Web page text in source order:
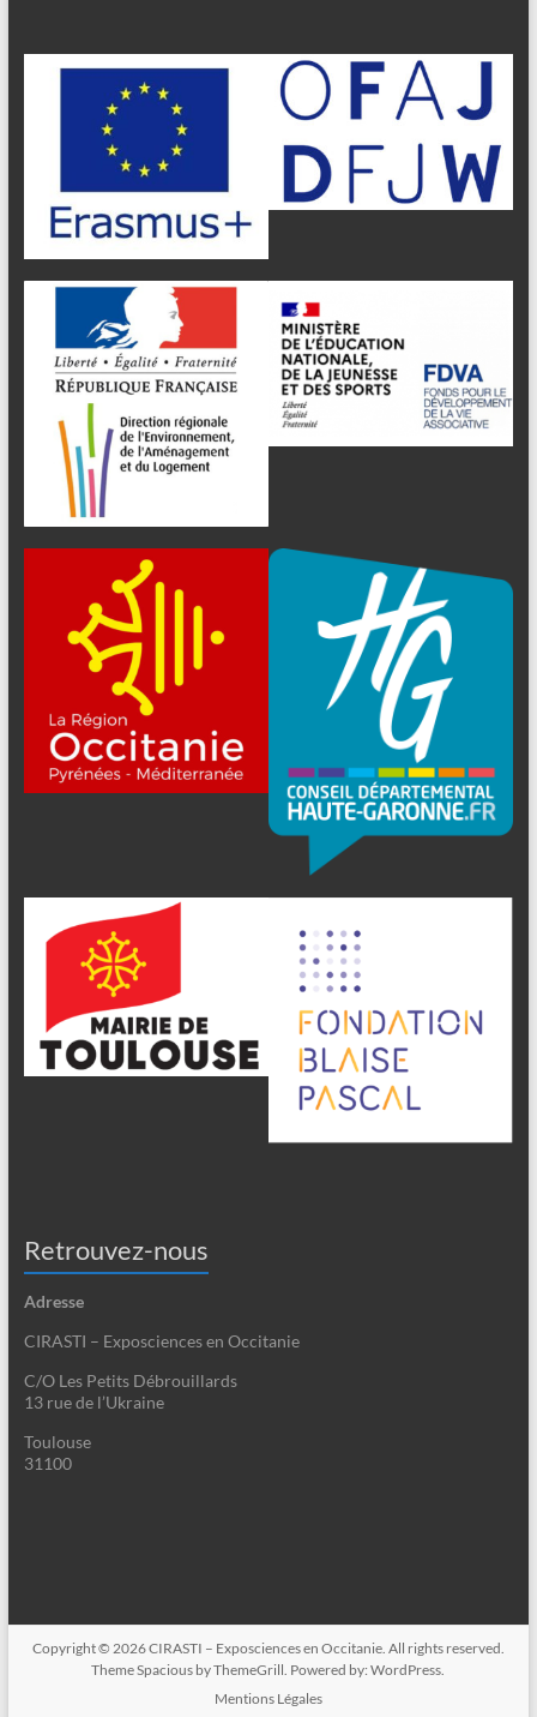
Retrouvez-nous
Adresse
CIRASTI – Exposciences en Occitanie
C/O Les Petits Débrouillards
13 rue de l’Ukraine
Toulouse
31100
Copyright © 2026CIRASTI – Exposciences en Occitanie. All rights reserved.
ThemeSpacious by ThemeGrill. Powered by:WordPress
Mentions Légales